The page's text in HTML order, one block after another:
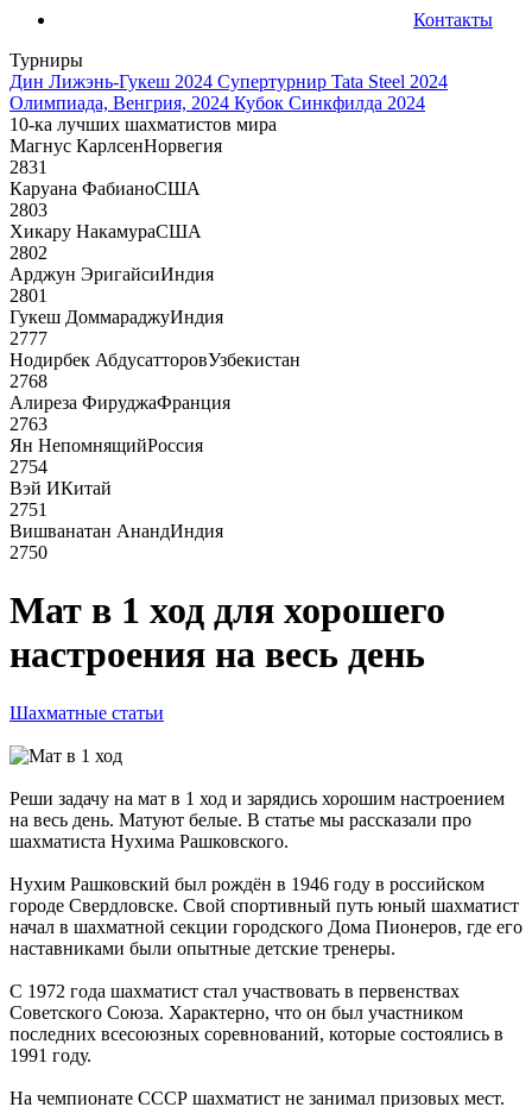
Контакты
Турниры
Дин Лижэнь-Гукеш 2024 Супертурнир Tata Steel 2024
Олимпиада, Венгрия, 2024 Кубок Синкфилда 2024
10-ка лучших шахматистов мира
Магнус КарлсенНорвегия
2831
Каруана ФабианоСША
2803
Хикару НакамураСША
2802
Арджун ЭригайсиИндия
2801
Гукеш ДоммараджуИндия
2777
Нодирбек АбдусатторовУзбекистан
2768
Алиреза ФируджаФранция
2763
Ян НепомнящийРоссия
2754
Вэй ИКитай
2751
Вишванатан АнандИндия
2750
Мат в 1 ход для хорошего
настроения на весь день
Шахматные статьи
Реши задачу на мат в 1 ход и зарядись хорошим настроением
на весь день. Матуют белые. В статье мы рассказали про
шахматиста Нухима Рашковского.
Нухим Рашковский был рождён в 1946 году в российском
городе Свердловске. Свой спортивный путь юный шахматист
начал в шахматной секции городского Дома Пионеров, где его
наставниками были опытные детские тренеры.
С 1972 года шахматист стал участвовать в первенствах
Советского Союза. Характерно, что он был участником
последних всесоюзных соревнований, которые состоялись в
1991 году.
На чемпионате СССР шахматист не занимал призовых мест.